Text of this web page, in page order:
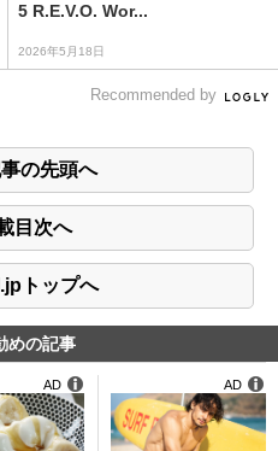
5 R.E.V.O. Wor...
2026年5月18日
Recommended by
の先頭へ
目次へ
トップへ
めの記事
AD AD